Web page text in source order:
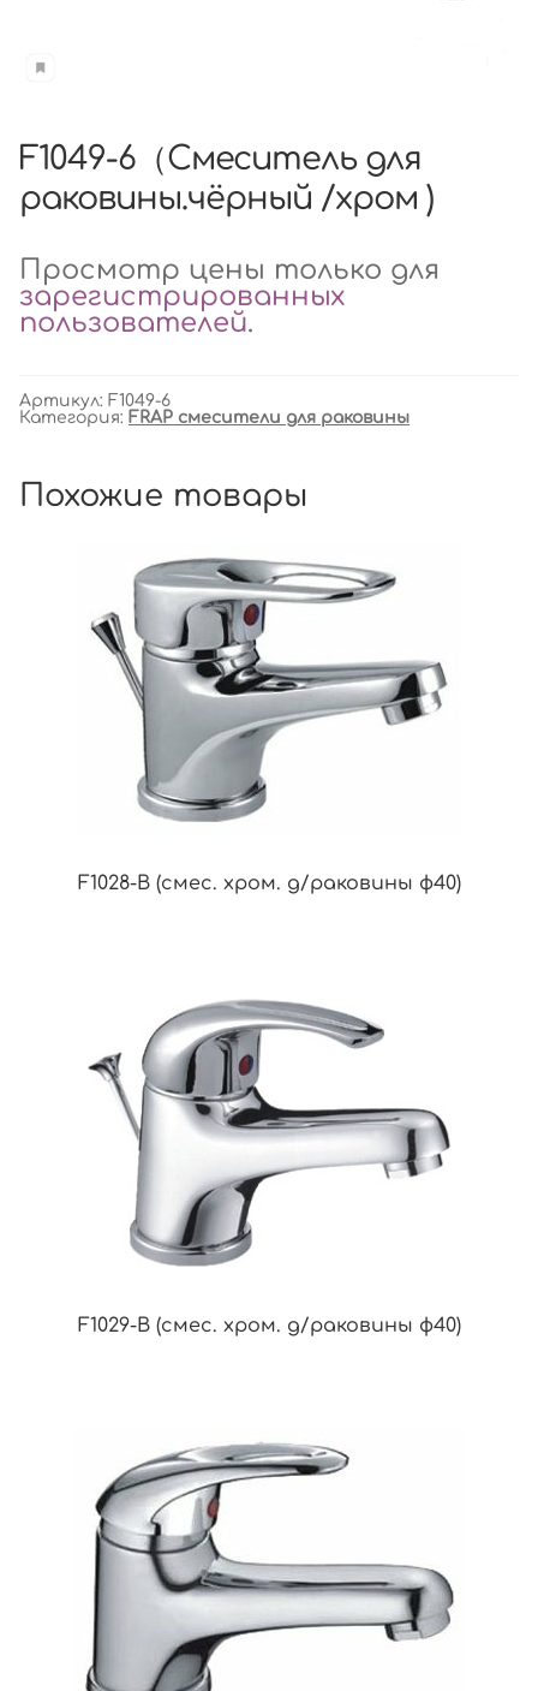
F1049-6（Смеситель для
раковины.чёрный /хром )
Просмотр цены только для
зарегистрированных
пользователей.
Артикул: F1049-6
Категория: FRAP смесители для раковины
Похожие товары
F1028-B (смес. хром. д/раковины ф40)
F1029-B (смес. хром. д/раковины ф40)